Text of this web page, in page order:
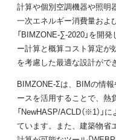
計算や個別空調機器や照明
一次エネルギー消費量およ
「BIMZONE-∑-2020」を開
ー計算と概算コスト算定が
を考慮した最適な設計がで
BIMZONE-Σは、BIMの情
ースを活用することで、熱
「NewHASP/ACLD（※1）」
ています。また、建築物省